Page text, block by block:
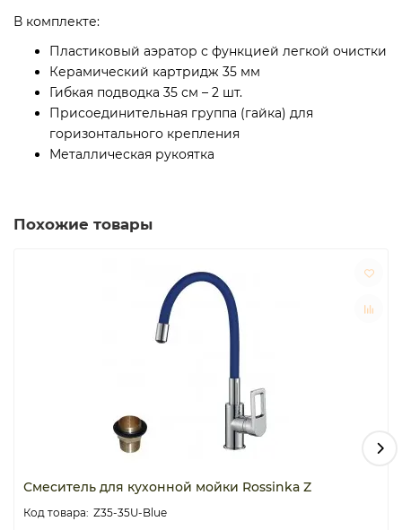
В комплекте:
Пластиковый аэратор с функцией легкой очистки
Керамический картридж 35 мм
Гибкая подводка 35 см – 2 шт.
Присоединительная группа (гайка) для
горизонтального крепления
Металлическая рукоятка
Похожие товары
Смеситель для кухонной мойки Rossinka Z
Z35-35U-Blue